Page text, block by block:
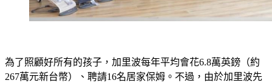
267萬元新台幣）、聘請16名居家保姆。不過，由於加里波先
前因為捲入非法販毒的案件當中，導致被當地法院判處8年有